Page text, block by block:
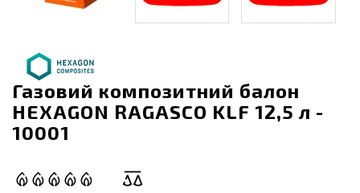
Газовий композитний балон
HEXAGON RAGASCO KLF 12,5 л -
10001